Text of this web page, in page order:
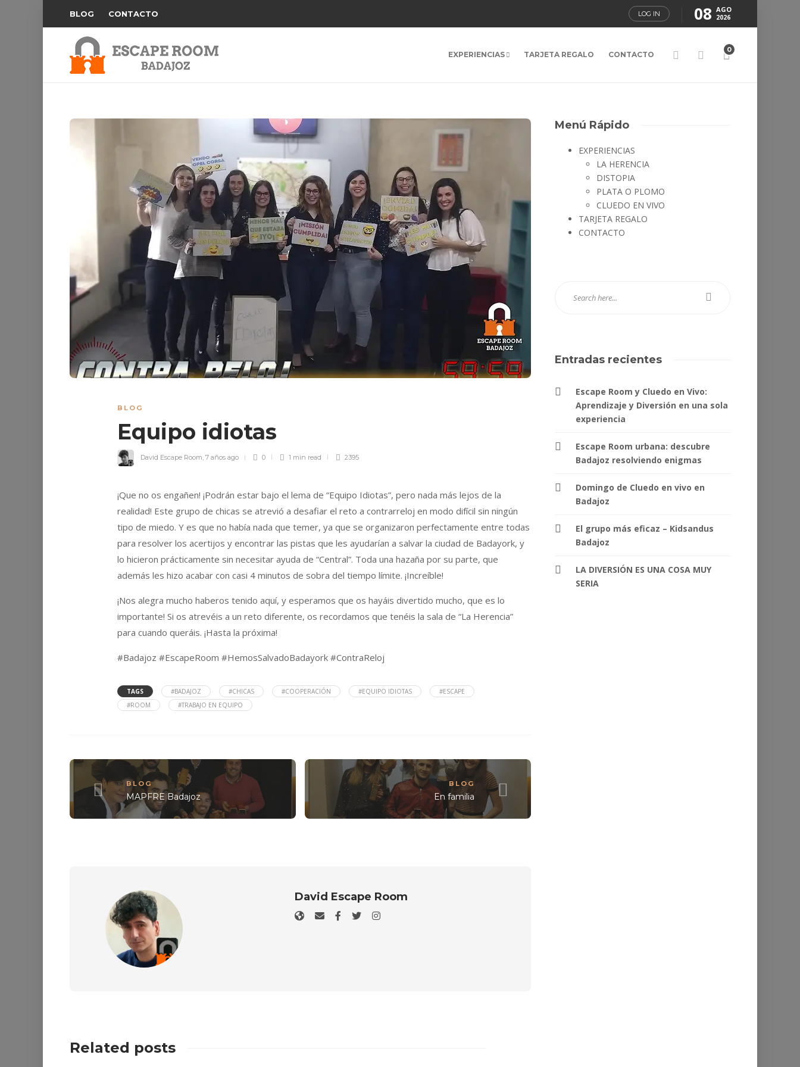
BLOG CONTACTO LOG IN 08 AGO
2026
EXPERIENCIAS TARJETA REGALO CONTACTO
0
BLOG
Equipo idiotas
David Escape Room, 7 años ago 0 1 min read 2395
¡Que no os engañen! ¡Podrán estar bajo el lema de “Equipo Idiotas”, pero nada más lejos de la
realidad! Este grupo de chicas se atrevió a desafiar el reto a contrarreloj en modo difícil sin ningún
tipo de miedo. Y es que no había nada que temer, ya que se organizaron perfectamente entre todas
para resolver los acertijos y encontrar las pistas que les ayudarían a salvar la ciudad de Badayork, y
lo hicieron prácticamente sin necesitar ayuda de “Central”. Toda una hazaña por su parte, que
además les hizo acabar con casi 4 minutos de sobra del tiempo límite. ¡Increíble!
¡Nos alegra mucho haberos tenido aquí, y esperamos que os hayáis divertido mucho, que es lo
importante! Si os atrevéis a un reto diferente, os recordamos que tenéis la sala de “La Herencia”
para cuando queráis. ¡Hasta la próxima!
#Badajoz #EscapeRoom #HemosSalvadoBadayork #ContraReloj
TAGS #BADAJOZ #CHICAS #COOPERACIÓN #EQUIPO IDIOTAS
#ESCAPE
#ROOM
#TRABAJO EN EQUIPO
BLOG
MAPFRE Badajoz
BLOG
En familia
David Escape Room
Related posts
Menú Rápido
EXPERIENCIAS
LA HERENCIA
DISTOPIA
PLATA O PLOMO
CLUEDO EN VIVO
TARJETA REGALO
CONTACTO
Entradas recientes
Escape Room y Cluedo en Vivo:
Aprendizaje y Diversión en una sola
experiencia
Escape Room urbana: descubre
Badajoz resolviendo enigmas
Domingo de Cluedo en vivo en
Badajoz
El grupo más eficaz – Kidsandus
Badajoz
LA DIVERSIÓN ES UNA COSA MUY
SERIA